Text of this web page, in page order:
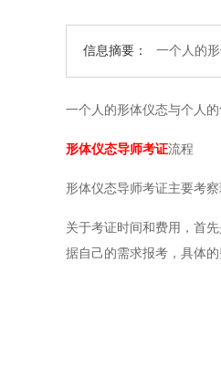
信息摘要： 一个人的
一个人的形体仪态与个人
形体仪态导师考证流程
形体仪态导师考证主要考
关于考证时间和费用，首
据自己的需求报考，具体